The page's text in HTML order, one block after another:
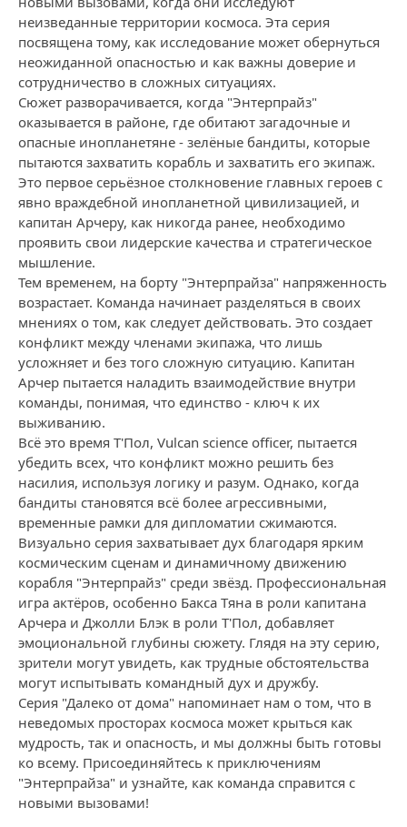
неизведанные территории космоса. Эта серия
посвящена тому, как исследование может обернуться
неожиданной опасностью и как важны доверие и
сотрудничество в сложных ситуациях.
Сюжет разворачивается, когда "Энтерпрайз"
оказывается в районе, где обитают загадочные и
опасные инопланетяне - зелёные бандиты, которые
пытаются захватить корабль и захватить его экипаж.
Это первое серьёзное столкновение главных героев с
явно враждебной инопланетной цивилизацией, и
капитан Арчеру, как никогда ранее, необходимо
проявить свои лидерские качества и стратегическое
мышление.
Тем временем, на борту "Энтерпрайза" напряженность
возрастает. Команда начинает разделяться в своих
мнениях о том, как следует действовать. Это создает
конфликт между членами экипажа, что лишь
усложняет и без того сложную ситуацию. Капитан
Арчер пытается наладить взаимодействие внутри
команды, понимая, что единство - ключ к их
выживанию.
Всё это время Т'Пол, Vulcan science officer, пытается
убедить всех, что конфликт можно решить без
насилия, используя логику и разум. Однако, когда
бандиты становятся всё более агрессивными,
временные рамки для дипломатии сжимаются.
Визуально серия захватывает дух благодаря ярким
космическим сценам и динамичному движению
корабля "Энтерпрайз" среди звёзд. Профессиональная
игра актёров, особенно Бакса Тяна в роли капитана
Арчера и Джолли Блэк в роли Т'Пол, добавляет
эмоциональной глубины сюжету. Глядя на эту серию,
зрители могут увидеть, как трудные обстоятельства
могут испытывать командный дух и дружбу.
Серия "Далеко от дома" напоминает нам о том, что в
неведомых просторах космоса может крыться как
мудрость, так и опасность, и мы должны быть готовы
ко всему. Присоединяйтесь к приключениям
"Энтерпрайза" и узнайте, как команда справится с
новыми вызовами!